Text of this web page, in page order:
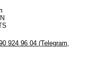
924 96 04 (Telegram